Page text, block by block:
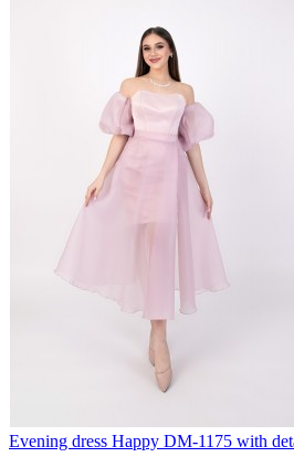
Evening dress Happy DM-1175 with